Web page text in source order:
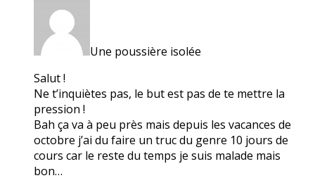
Une poussière isolée
Salut !
Ne t’inquiètes pas, le but est pas de te mettre la
pression !
Bah ça va à peu près mais depuis les vacances de
octobre j’ai du faire un truc du genre 10 jours de
cours car le reste du temps je suis malade mais
bon…